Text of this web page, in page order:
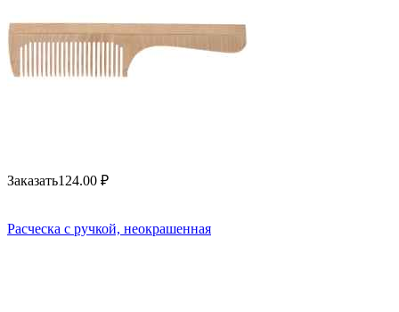
Заказать124.00 ₽
Расческа с ручкой, неокрашенная